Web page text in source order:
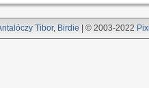
Tibor, Birdie | © 2003-2022